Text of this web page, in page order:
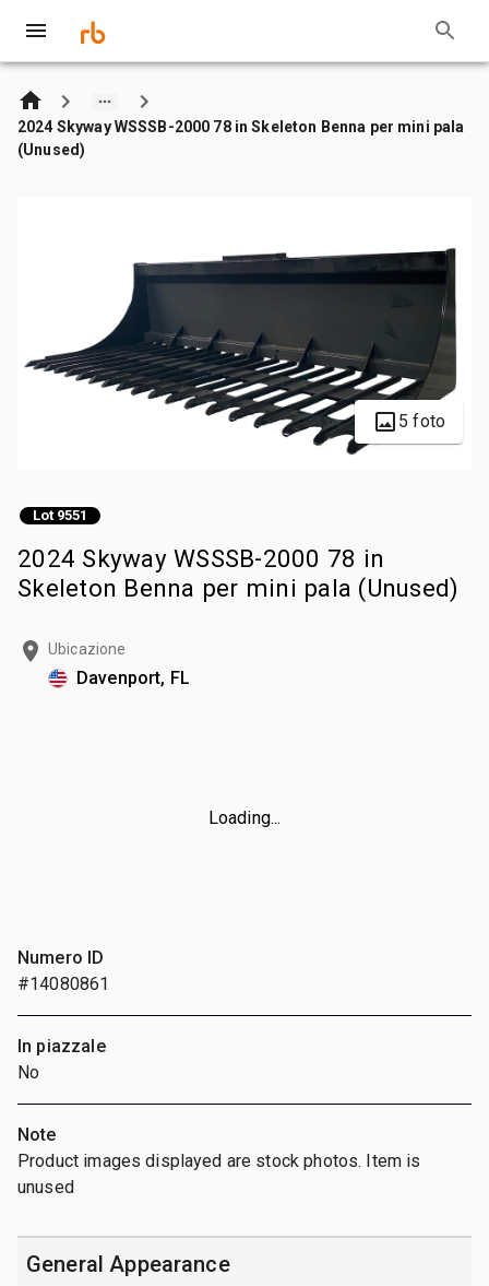
2024 Skyway WSSSB-2000 78 in Skeleton Benna per mini pala
(Unused)
5 foto
Lot 9551
2024 Skyway WSSSB-2000 78 in
Skeleton Benna per mini pala (Unused)
Ubicazione
Davenport, FL
Loading...
Numero ID
#14080861
In piazzale
No
Note
Product images displayed are stock photos. Item is
unused
General Appearance